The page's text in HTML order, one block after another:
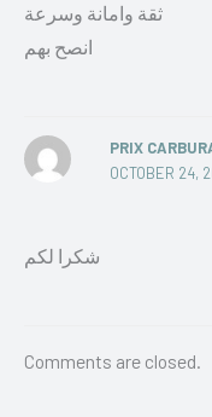
ثقة وامانة وسرعة
انصح بهم
PRIX
OCTOBER 24,
شكرا لكم
Comments are closed.